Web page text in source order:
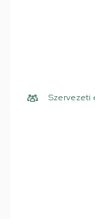
Szervezeti